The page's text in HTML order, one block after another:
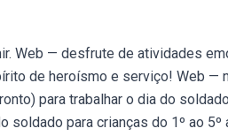
Web — desfrute de atividades
de heroísmo e serviço! Web —
para trabalhar o dia do
para crianças do 1º ao 5º